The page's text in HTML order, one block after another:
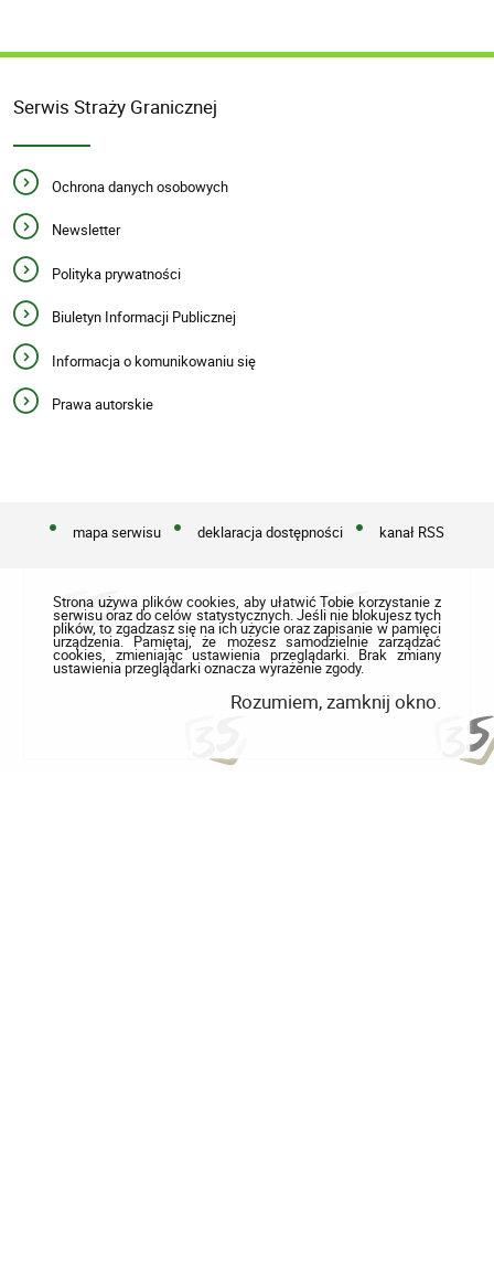
Serwis Straży Granicznej
Ochrona danych osobowych
Newsletter
Polityka prywatności
Biuletyn Informacji Publicznej
Informacja o komunikowaniu się
Prawa autorskie
mapa serwisu deklaracja dostępności kanał RSS
Strona używa plików cookies, aby ułatwić Tobie korzystanie z
serwisu oraz do celów statystycznych. Jeśli nie blokujesz tych
plików, to zgadzasz się na ich użycie oraz zapisanie w pamięci
urządzenia. Pamiętaj, że możesz samodzielnie zarządzać
cookies, zmieniając ustawienia przeglądarki. Brak zmiany
ustawienia przeglądarki oznacza wyrażenie zgody.
Rozumiem, zamknij okno.